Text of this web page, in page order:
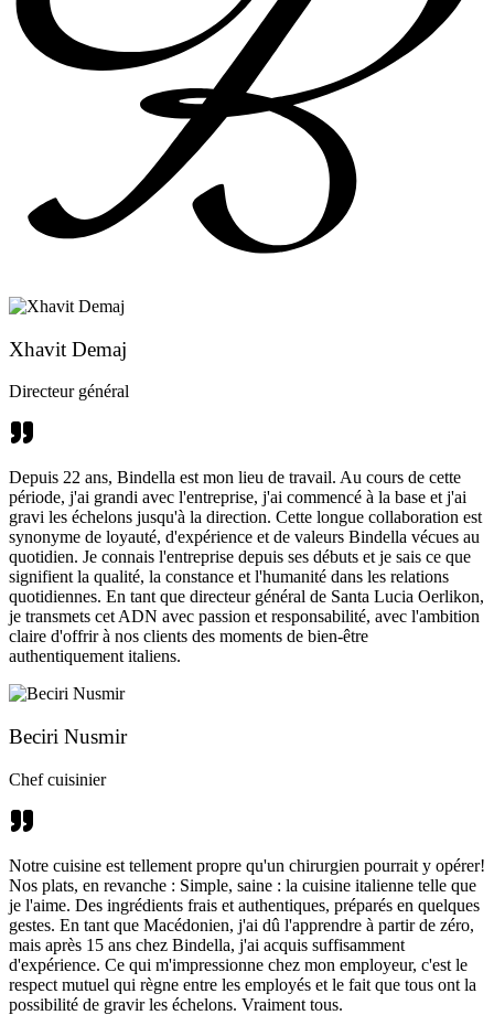
Xhavit Demaj
Directeur général
Depuis 22 ans, Bindella est mon lieu de travail. Au cours de cette
période, j'ai grandi avec l'entreprise, j'ai commencé à la base et j'ai
gravi les échelons jusqu'à la direction. Cette longue collaboration est
synonyme de loyauté, d'expérience et de valeurs Bindella vécues au
quotidien. Je connais l'entreprise depuis ses débuts et je sais ce que
signifient la qualité, la constance et l'humanité dans les relations
quotidiennes. En tant que directeur général de Santa Lucia Oerlikon,
je transmets cet ADN avec passion et responsabilité, avec l'ambition
claire d'offrir à nos clients des moments de bien-être
authentiquement italiens.
Beciri Nusmir
Chef cuisinier
Notre cuisine est tellement propre qu'un chirurgien pourrait y opérer!
Nos plats, en revanche : Simple, saine : la cuisine italienne telle que
je l'aime. Des ingrédients frais et authentiques, préparés en quelques
gestes. En tant que Macédonien, j'ai dû l'apprendre à partir de zéro,
mais après 15 ans chez Bindella, j'ai acquis suffisamment
d'expérience. Ce qui m'impressionne chez mon employeur, c'est le
respect mutuel qui règne entre les employés et le fait que tous ont la
possibilité de gravir les échelons. Vraiment tous.